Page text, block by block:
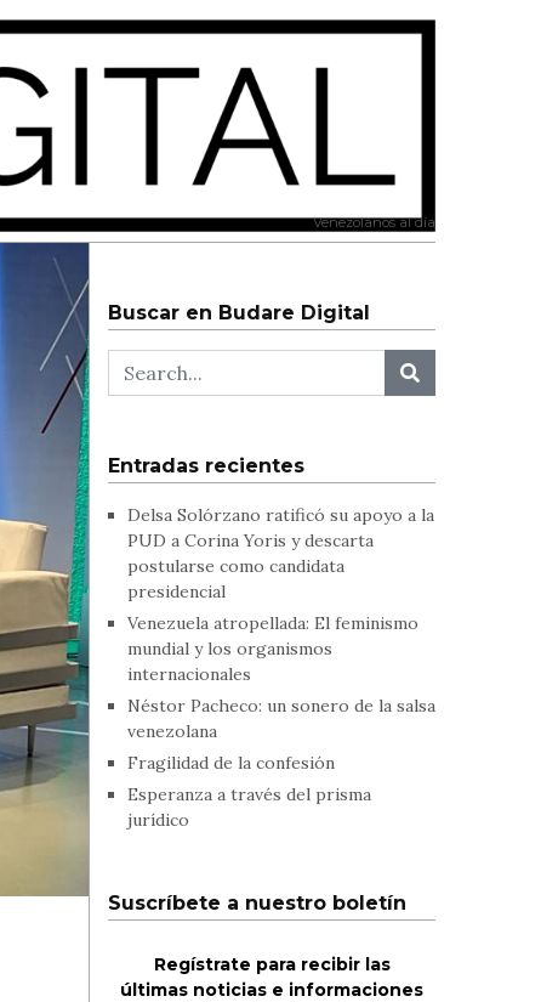
Venezolanos al día
Buscar en Budare Digital
Entradas recientes
Delsa Solórzano ratificó su apoyo a la
PUD a Corina Yoris y descarta
postularse como candidata
presidencial
Venezuela atropellada: El feminismo
mundial y los organismos
internacionales
Néstor Pacheco: un sonero de la salsa
venezolana
Fragilidad de la confesión
Esperanza a través del prisma
jurídico
Suscríbete a nuestro boletín
Regístrate para recibir las
últimas noticias e informaciones